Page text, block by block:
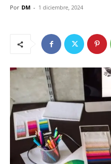
Por DM - 1 diciembre, 2024